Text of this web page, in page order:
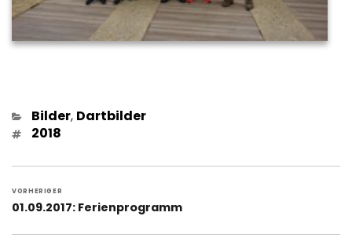
Kategorien
Bilder, Dartbilder
Schlagwörter
2018
VORHERIGER
Vorheriger
01.09.2017: Ferienprogramm